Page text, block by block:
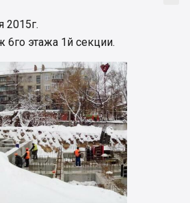
2015г.
6го этажа 1й секции.